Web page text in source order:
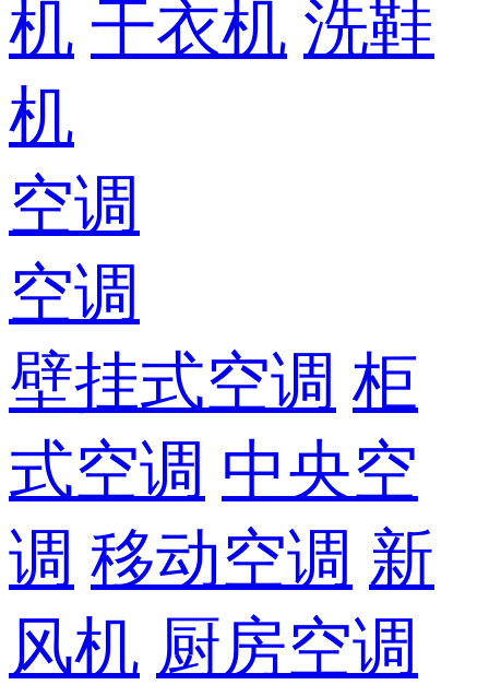
机 干衣机 洗鞋
机
空调
空调
壁挂式空调 柜
式空调 中央空
调 移动空调 新
风机 厨房空调